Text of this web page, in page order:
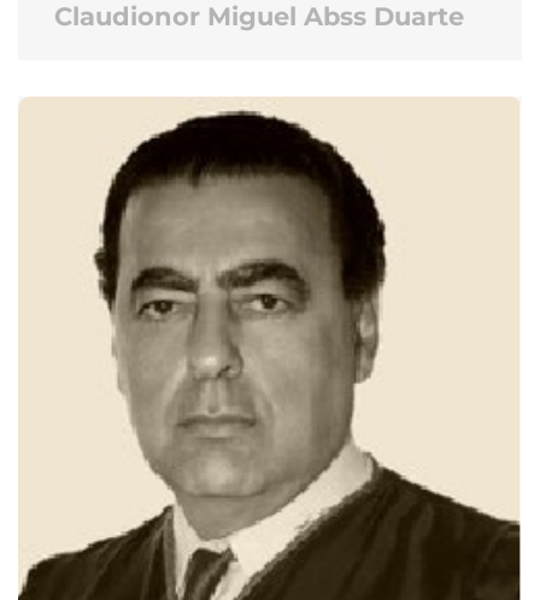
Claudionor Miguel Abss Duarte